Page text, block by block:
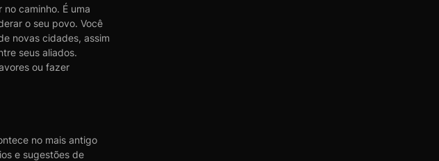
caminho. É uma
o seu povo. Você
novas cidades, assim
seus aliados.
ou fazer
no mais antigo
e sugestões de